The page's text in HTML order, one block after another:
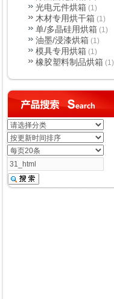
光电元件烘箱 (1)
木材专用烘干箱 (1)
单/多晶硅用烘箱 (1)
油墨/浸漆烘箱 (1)
模具专用烘箱 (1)
橡胶塑料制品烘箱 (1)